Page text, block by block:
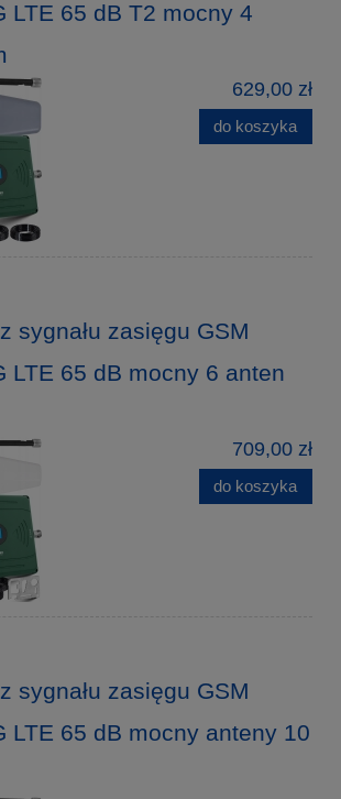
LTE 65 dB T2 mocny 4
629,00 zł
do koszyka
sygnału zasięgu GSM
LTE 65 dB mocny 6 anten
709,00 zł
do koszyka
sygnału zasięgu GSM
LTE 65 dB mocny anteny 10